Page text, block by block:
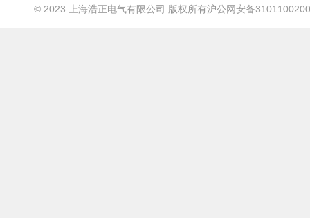
© 2023 上海浩正电气有限公司 版权所有沪公网安备